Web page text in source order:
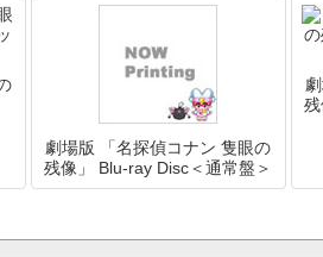
劇場版 「名探偵コナン 隻眼の
残像」 Blu-ray Disc＜通常盤＞